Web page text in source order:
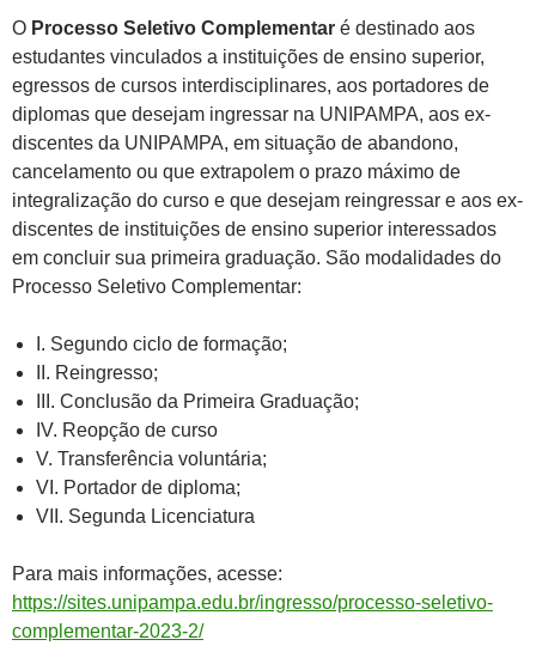
O Processo Seletivo Complementar é destinado aos
estudantes vinculados a instituições de ensino superior,
egressos de cursos interdisciplinares, aos portadores de
diplomas que desejam ingressar na UNIPAMPA, aos ex-
discentes da UNIPAMPA, em situação de abandono,
cancelamento ou que extrapolem o prazo máximo de
integralização do curso e que desejam reingressar e aos ex-
discentes de instituições de ensino superior interessados
em concluir sua primeira graduação. São modalidades do
Processo Seletivo Complementar:
I. Segundo ciclo de formação;
II. Reingresso;
III. Conclusão da Primeira Graduação;
IV. Reopção de curso
V. Transferência voluntária;
VI. Portador de diploma;
VII. Segunda Licenciatura
Para mais informações, acesse:
https://sites.unipampa.edu.br/ingresso/processo-seletivo-
complementar-2023-2/